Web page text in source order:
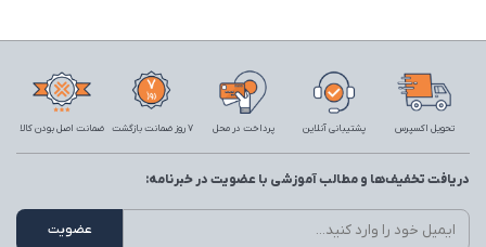
تحویل اکسپرس پشتیبانی آنلاین پرداخت در محل 7 روز ضمانت بازگشت ضمانت اصل بودن کالا
دریافت تخفیف‌ها و مطالب آموزشی با عضویت در خبرنامه: